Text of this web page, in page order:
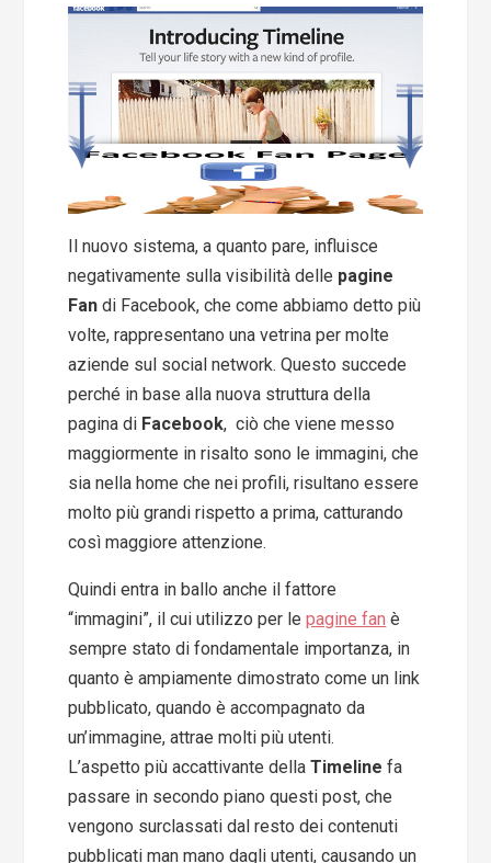
Il nuovo sistema, a quanto pare, influisce
negativamente sulla visibilità delle pagine
Fan di Facebook, che come abbiamo detto più
volte, rappresentano una vetrina per molte
aziende sul social network. Questo succede
perché in base alla nuova struttura della
pagina di Facebook, ciò che viene messo
maggiormente in risalto sono le immagini, che
sia nella home che nei profili, risultano essere
molto più grandi rispetto a prima, catturando
così maggiore attenzione.
Quindi entra in ballo anche il fattore
“immagini”, il cui utilizzo per lepagine fan è
sempre stato di fondamentale importanza, in
quanto è ampiamente dimostrato come un link
pubblicato, quando è accompagnato da
un’immagine, attrae molti più utenti.
L’aspetto più accattivante dellaTimeline fa
passare in secondo piano questi post, che
vengono surclassati dal resto dei contenuti
pubblicati man mano dagli utenti, causando un